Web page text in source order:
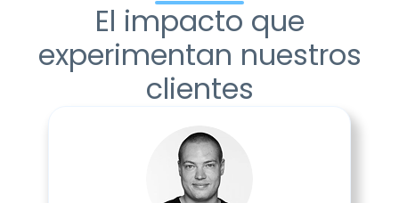
El impacto que
experimentan nuestros
clientes